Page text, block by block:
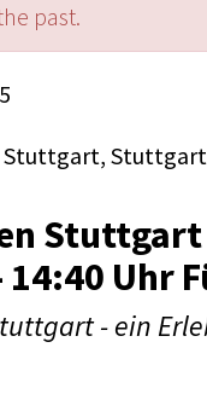
past.
Stuttgart, Stuttgart
Stuttgart
14:40 Uhr
- ein